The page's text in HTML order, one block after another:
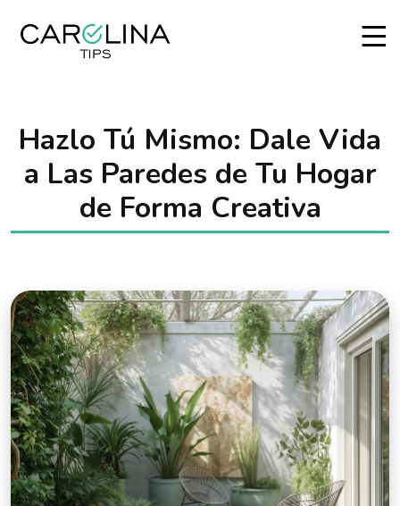
Hazlo Tú Mismo: Dale Vida
a Las Paredes de Tu Hogar
de Forma Creativa